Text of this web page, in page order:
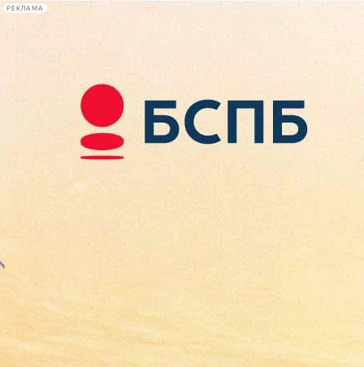
РЕКЛАМА
Сегодня:
2026.08.08
09:08
Афиша Plus